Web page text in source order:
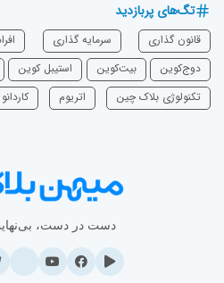
تگ‌های پربازدید
قانون گذاری سرمایه‌ گذاری
دوج‌کوین
بیت‌کوین استیبل کوین
تکنولوژی بلاک چین
اتریوم ‌کاردانو
دست در دست،